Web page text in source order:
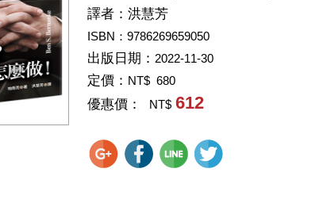
譯者： 洪慧芳
ISBN：9786269659050
出版日期： 2022-11-30
定價： NT$ 680
優惠價： NT$ 612